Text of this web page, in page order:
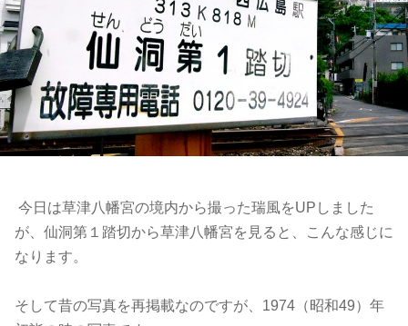
今日は草津八幡宮の境内から撮った瑞風をUPしました
が、仙洞第１踏切から草津八幡宮を見ると、こんな感じに
なります。
そして昔の写真を再掲載なのですが、1974（昭和49）年